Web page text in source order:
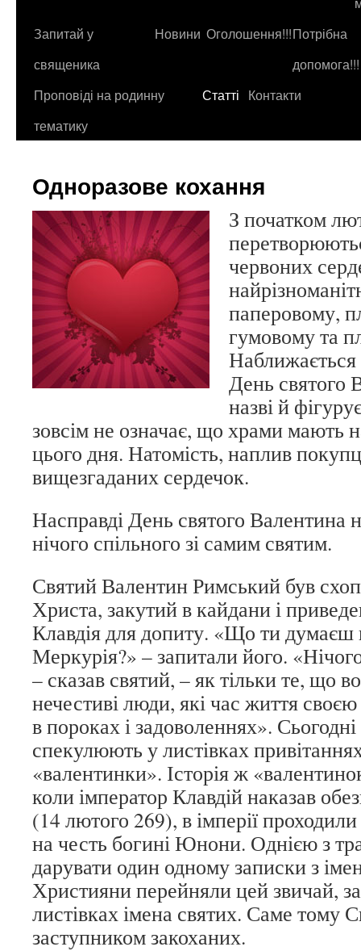
контенту
Запитай у
священика
Новини Оголошення!!!Потрібна
допомога!!!
Проповіді на родинну
тематику
Статті Контакти
Одноразове кохання
З початком
червоних
паперовому,
гумовому та
Наближається
День святого
назві й
зовсім не означає, що храми мають
цього дня. Натомість, наплив
вищезгаданих сердечок.
Насправді День святого Валентина
нічого спільного зі самим святим.
Святий Валентин Римський був
Христа, закутий в кайдани і
Клавдія для допиту. «Що ти думаєш
Меркурія?» – запитали його.
– сказав святий, – як тільки те, що
нечестиві люди, які час життя
в пороках і задоволеннях».
спекулюють у листівках
«валентинки». Історія ж
коли імператор Клавдій наказав
(14 лютого 269), в імперії
на честь богині Юнони. Однією з
дарувати один одному записки з
Християни перейняли цей звичай,
листівках імена святих. Саме тому
заступником закоханих.